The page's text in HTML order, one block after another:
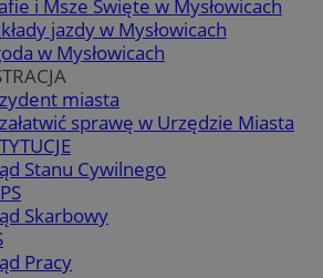
i Msze Święte w Mysłowicach
jazdy w Mysłowicach
w Mysłowicach
miasta
sprawę w Urzędzie Miasta
Stanu Cywilnego
Skarbowy
Pracy